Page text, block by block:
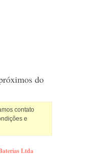
do
contato
e
Ltda